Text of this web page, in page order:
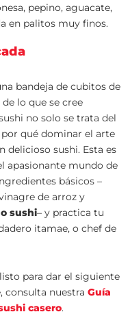
pepino, aguacate,
en palitos muy finos.
bandeja de cubitos de
lo que se cree
no solo se trata del
qué dominar el arte
delicioso sushi. Esta es
apasionante mundo de
básicos –
de arroz y
sushi– y practica tu
itamae, o chef de
para dar el siguiente
consulta nuestraGuía
casero.